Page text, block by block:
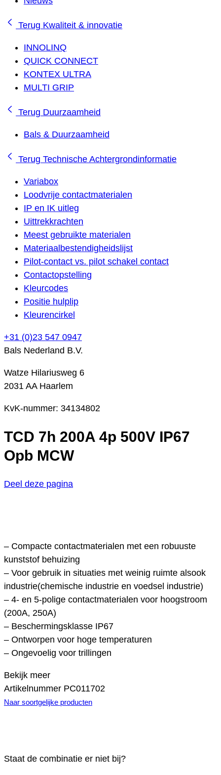
Terug Kwaliteit & innovatie
INNOLINQ
QUICK CONNECT
KONTEX ULTRA
MULTI GRIP
Terug Duurzaamheid
Bals & Duurzaamheid
Terug Technische Achtergrondinformatie
Variabox
Loodvrije contactmaterialen
IP en IK uitleg
Uittrekkrachten
Meest gebruikte materialen
Materiaalbestendigheidslijst
Pilot-contact vs. pilot schakel contact
Contactopstelling
Kleurcodes
Positie hulplip
Kleurencirkel
+31 (0)23 547 0947
Bals Nederland B.V.
Watze Hilariusweg 6
2031 AA Haarlem
KvK-nummer: 34134802
TCD 7h 200A 4p 500V IP67
Opb MCW
Deel deze pagina
– Compacte contactmaterialen met een robuuste
kunststof behuizing
– Voor gebruik in situaties met weinig ruimte alsook
industrie(chemische industrie en voedsel industrie)
– 4- en 5-polige contactmaterialen voor hoogstroom
(200A, 250A)
– Beschermingsklasse IP67
– Ontworpen voor hoge temperaturen
– Ongevoelig voor trillingen
Bekijk meer
Artikelnummer PC011702
Naar soortgelijke producten
Staat de combinatie er niet bij?